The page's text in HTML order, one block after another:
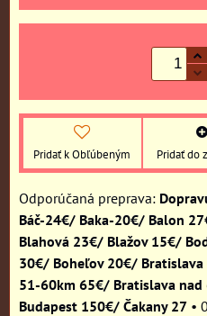
Pridať k Obľúbeným Pridať do
Báč-24€/ Baka-20€/ Balon
Blahová 23€/ Blažov 15€/
30€/ Boheľov 20€/
51-60km 65€/ Bratislava
Budapest 150€/ Čakany 27 •